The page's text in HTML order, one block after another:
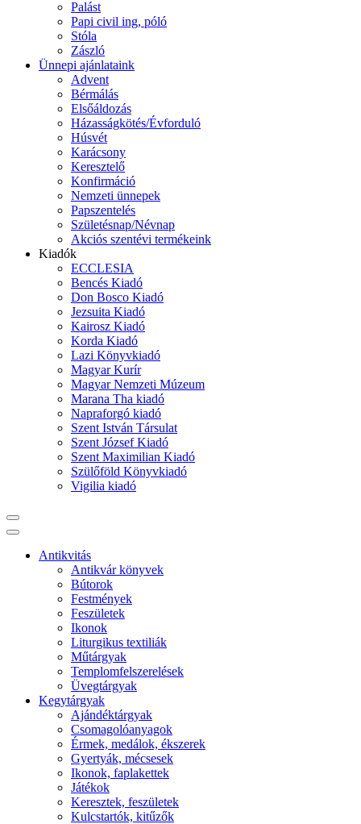
Palást
Papi civil ing, póló
Stóla
Zászló
Ünnepi ajánlataink
Advent
Bérmálás
Elsőáldozás
Házasságkötés/Évforduló
Húsvét
Karácsony
Keresztelő
Konfirmáció
Nemzeti ünnepek
Papszentelés
Születésnap/Névnap
Akciós szentévi termékeink
Kiadók
ECCLESIA
Bencés Kiadó
Don Bosco Kiadó
Jezsuita Kiadó
Kairosz Kiadó
Korda Kiadó
Lazi Könyvkiadó
Magyar Kurír
Magyar Nemzeti Múzeum
Marana Tha kiadó
Napraforgó kiadó
Szent István Társulat
Szent József Kiadó
Szent Maximilian Kiadó
Szülőföld Könyvkiadó
Vigilia kiadó
Antikvitás
Antikvár könyvek
Bútorok
Festmények
Feszületek
Ikonok
Liturgikus textiliák
Műtárgyak
Templomfelszerelések
Üvegtárgyak
Kegytárgyak
Ajándéktárgyak
Csomagolóanyagok
Érmek, medálok, ékszerek
Gyertyák, mécsesek
Ikonok, faplakettek
Játékok
Keresztek, feszületek
Kulcstartók, kitűzők